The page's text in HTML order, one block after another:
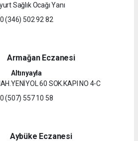
Sağlık Ocağı Yanı
0 (346) 502 92 82
Armağan Eczanesi
Altınyayla
60 SOK.KAPI NO 4-C
0 (507) 557 10 58
Aybüke Eczanesi